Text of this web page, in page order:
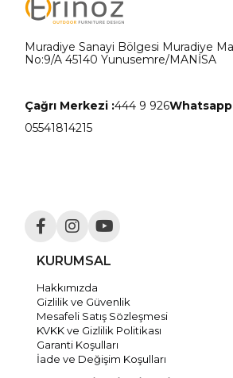
Muradiye Sanayi Bölgesi Muradiye
No:9/A 45140 Yunusemre/MANİSA
Çağrı Merkezi :444 9 926
05541814215
KURUMSAL
Hakkımızda
Gizlilik ve Güvenlik
Mesafeli Satış Sözleşmesi
KVKK ve Gizlilik Politikası
Garanti Koşulları
İade ve Değişim Koşulları